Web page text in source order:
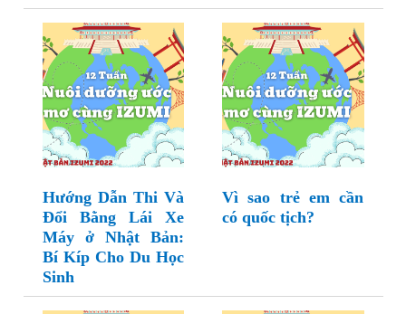
Hướng Dẫn Thi Và
Đổi Bằng Lái Xe
Máy ở Nhật Bản:
Bí Kíp Cho Du Học
Sinh
Vì sao trẻ em cần
có quốc tịch?